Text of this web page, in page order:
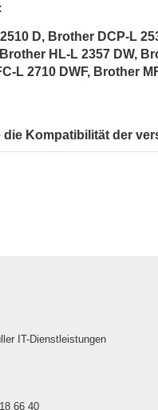
D, Brother DCP-L
HL-L 2357 DW,
L 2710 DWF, Brother
die Kompatibilität der
IT-Dienstleistungen
66 40